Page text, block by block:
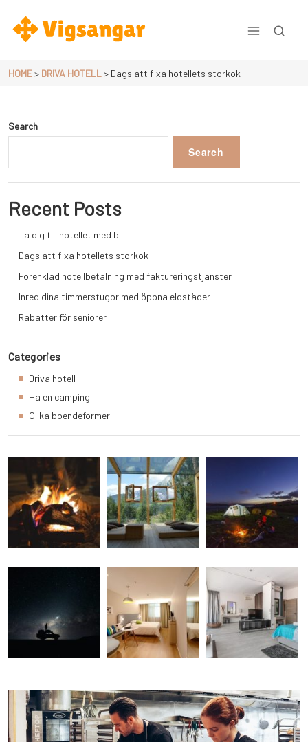
content
HOME> DRIVA HOTELL> Dags att fixa hotellets storkök
Search
Search
Recent Posts
Ta dig till hotellet med bil
Dags att fixa hotellets storkök
Förenklad hotellbetalning med faktureringstjänster
Inred dina timmerstugor med öppna eldstäder
Rabatter för seniorer
Categories
Driva hotell
Ha en camping
Olika boendeformer